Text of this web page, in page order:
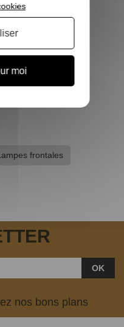
frontales
OK
nos bons plans
moi